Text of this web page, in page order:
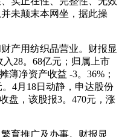
未颠末本网坐，据此操
用纺织品营业。财报显
28。68亿元；归属上市
薄净资产收益 -3。36%；
4月18日动静，申达股份
盘，该股报3。470元，涨
育推广及办事。财报显